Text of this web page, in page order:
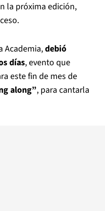
la próxima edición,
Academia,debió
días, evento que
este fin de mes de
along”, para cantarla